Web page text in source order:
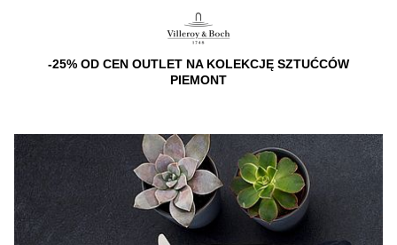
-25% OD CEN OUTLET NA KOLEKCJĘ SZTUĆCÓW
PIEMONT